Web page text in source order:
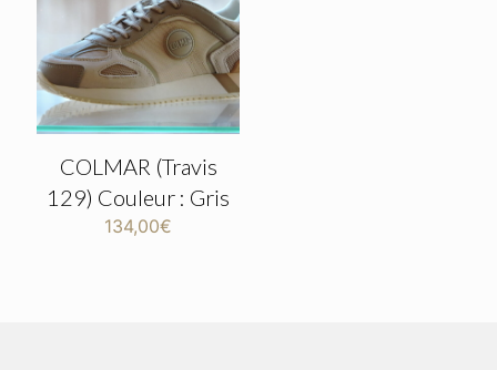
COLMAR (Travis
129) Couleur : Gris
134,00€